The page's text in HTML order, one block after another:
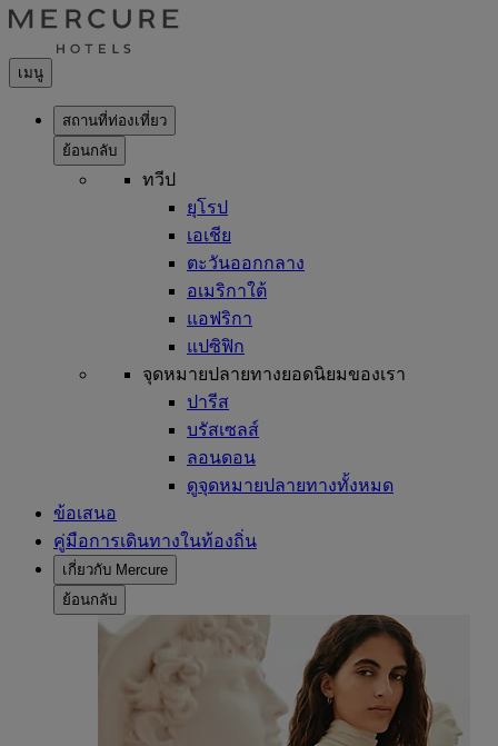
เมนู
สถานที่ท่องเที่ยว
ย้อนกลับ
ทวีป
ยุโรป
เอเชีย
ตะวันออกกลาง
อเมริกาใต้
แอฟริกา
แปซิฟิก
จุดหมายปลายทางยอดนิยมของเรา
ปารีส
บรัสเซลส์
ลอนดอน
ดูจุดหมายปลายทางทั้งหมด
ข้อเสนอ
คู่มือการเดินทางในท้องถิ่น
เกี่ยวกับ Mercure
ย้อนกลับ